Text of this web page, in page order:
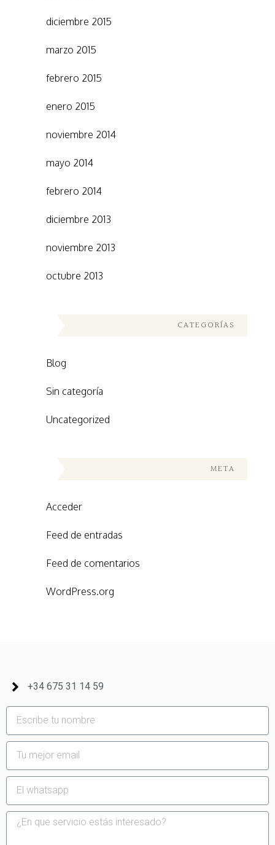
diciembre 2015
marzo 2015
febrero 2015
enero 2015
noviembre 2014
mayo 2014
febrero 2014
diciembre 2013
noviembre 2013
octubre 2013
CATEGORÍAS
Blog
Sin categoría
Uncategorized
META
Acceder
Feed de entradas
Feed de comentarios
WordPress.org
+34 675 31 14 59